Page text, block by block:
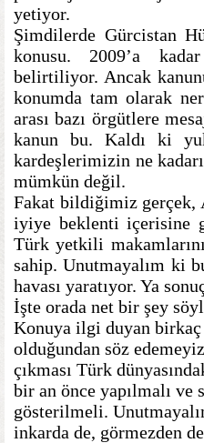
yetiyor.
Şimdilerde Gürcistan
konusu. 2009’a
belirtiliyor. Ancak
konumda tam olarak
arası bazı örgütlere
kanun bu. Kaldı ki
kardeşlerimizin ne
mümkün değil.
Fakat bildiğimiz gerçek,
iyiye beklenti içerisine
Türk yetkili
sahip. Unutmayalım ki
havası yaratıyor. Ya
İşte orada net bir şey
Konuya ilgi duyan birkaç
olduğundan söz
çıkması Türk
bir an önce yapılmalı
gösterilmeli.
inkarda de, görmezden